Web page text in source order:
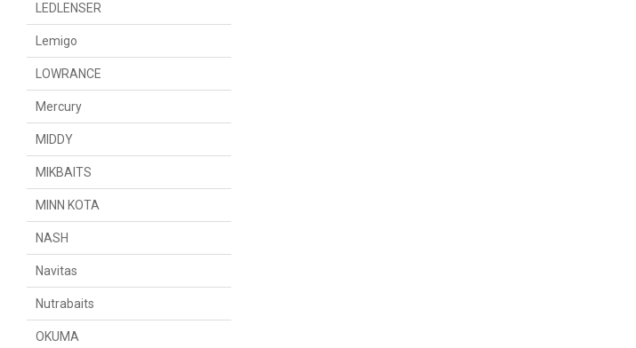
LEDLENSER
Lemigo
LOWRANCE
Mercury
MIDDY
MIKBAITS
MINN KOTA
NASH
Navitas
Nutrabaits
OKUMA